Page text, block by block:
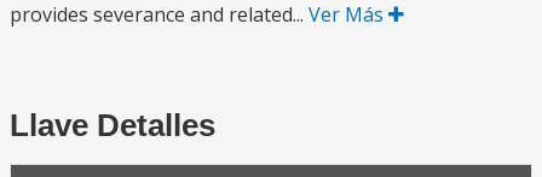
provides severance and related... Ver Más
Llave Detalles